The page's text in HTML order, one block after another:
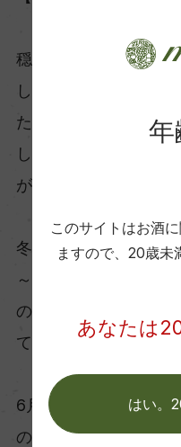
穏やかだった冬が終
した晴れの日が続く
た。反対に6月初めは
したが、その後晴れ
が続きました。
冬から春にかけて晴
～12日までの雨や寒
のとなりました。ブド
ています。
6月1日頃より開花が
の実がなり始めまし
年
このサイトはお酒
ますので、 20歳未
あなたは
はい。